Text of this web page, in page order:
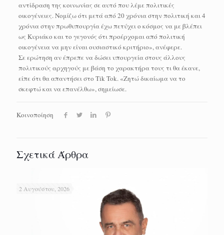
αντίδραση της κοινωνίας σε αυτό που λέμε πολιτικές
οικογένειες. Νομίζω ότι μετά από 20 χρόνια στην πολιτική και 4
χρόνια στην πρωθυπουργία έχω πετύχει ο κόσμος να με βλέπει
ως Κυριάκο και το γεγονός ότι προέρχομαι από πολιτική
οικογένεια να μην είναι ουσιαστικό κριτήριο», ανέφερε.
Σε ερώτηση αν έπρεπε να δώσει υπουργεία στους άλλους
πολιτικούς αρχηγούς με βάση το χαρακτήρα τους τι θα έκανε,
είπε ότι θα απαντήσει στο Tik Tok. «Ζητώ δικαίωμα να το
σκεφτώ και να επανέλθω», σημείωσε.
Κοινοποίηση
Σχετικά Άρθρα
2 Αυγούστου, 2026